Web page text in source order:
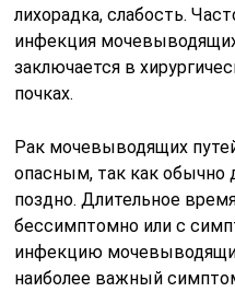
лихорадка, слабость.
инфекция
заключается в
почках.
Рак мочевыводящих
опасным, так как обычно
поздно. Длительное
бессимптомно или с
инфекцию
наиболее важный